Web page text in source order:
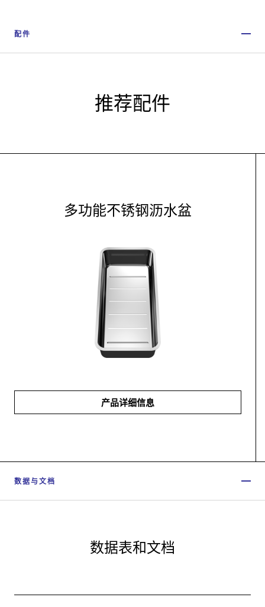
配件
推荐配件
多功能不锈钢沥水盆
产品详细信息
数据与文档
数据表和文档